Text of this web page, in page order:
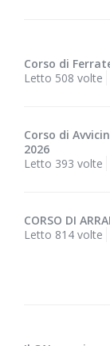
Corso di
Letto 508 volte
Corso di
2026
Letto 393 volte
CORSO DI
Letto 814 volte